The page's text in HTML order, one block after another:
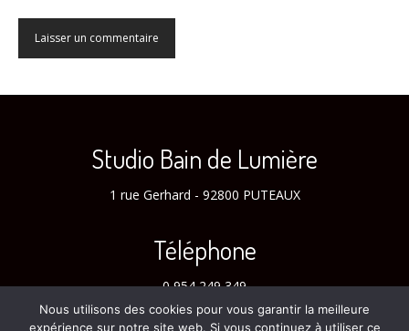
Studio Bain de Lumière
1 rue Gerhard - 92800 PUTEAUX
Téléphone
0 954 249 349
Nous utilisons des cookies pour vous garantir la meilleure
expérience sur notre site web. Si vous continuez à utiliser ce